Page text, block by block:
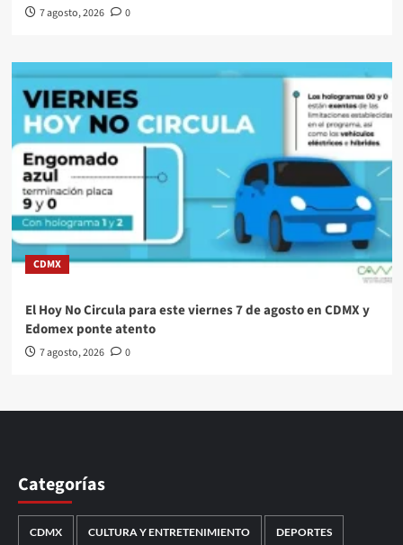
7 agosto, 2026 0
CDMX
El Hoy No Circula para este viernes 7 de agosto en CDMX y
Edomex ponte atento
7 agosto, 2026 0
Categorías
CDMX CULTURA Y ENTRETENIMIENTO DEPORTES